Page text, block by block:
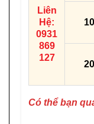
Liên
Hệ:
0931
869
127
10
20
Có thể bạn